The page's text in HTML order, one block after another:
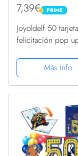
7,39€ PRIME
PRIME
Joyoldelf 50
felicitación pop
felicitación de
cumpleaños,
felicitación de
para mujeres,...
Más Info